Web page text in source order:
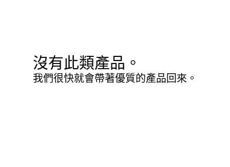
沒有此類產品。
我們很快就會帶著優質的產品回來。